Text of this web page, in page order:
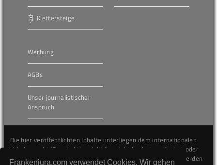
Frankenjura.com verwendet Cookies. Wir gehen
Klettersteige
Werbung
AGBs
Unser journalistischer
Anspruch
Die hier veröffentlichten Inhalte unterliegen dem internationalen
Urheberrecht (Copyright) und dürfen nicht kopiert, verändert oder
unverändert wiederveröffentlicht werden. Gegen Verstöße werden